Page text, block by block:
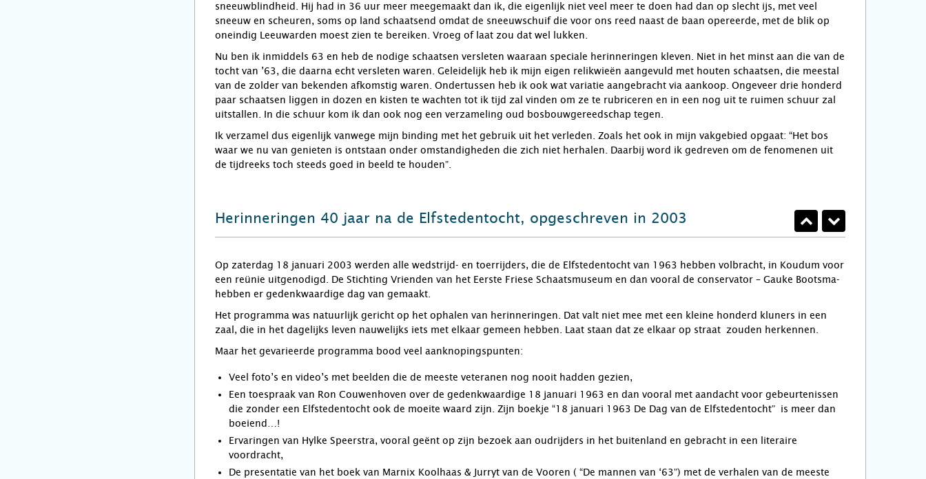
sneeuwblindheid. Hij had in 36 uur meer meegemaakt dan ik, die eigenlijk niet veel meer te doen had dan op slecht ijs, met veel
sneeuw en scheuren, soms op land schaatsend omdat de sneeuwschuif die voor ons reed naast de baan opereerde, met de blik op
oneindig Leeuwarden moest zien te bereiken. Vroeg of laat zou dat wel lukken.
Nu ben ik inmiddels 63 en heb de nodige schaatsen versleten waaraan speciale herinneringen kleven. Niet in het minst aan die van de
tocht van ’63, die daarna echt versleten waren. Geleidelijk heb ik mijn eigen relikwieën aangevuld met houten schaatsen, die meestal
van de zolder van bekenden afkomstig waren. Ondertussen heb ik ook wat variatie aangebracht via aankoop. Ongeveer drie honderd
paar schaatsen liggen in dozen en kisten te wachten tot ik tijd zal vinden om ze te rubriceren en in een nog uit te ruimen schuur zal
uitstallen. In die schuur kom ik dan ook nog een verzameling oud bosbouwgereedschap tegen.
Ik verzamel dus eigenlijk vanwege mijn binding met het gebruik uit het verleden. Zoals het ook in mijn vakgebied opgaat: “Het bos
waar we nu van genieten is ontstaan onder omstandigheden die zich niet herhalen. Daarbij word ik gedreven om de fenomenen uit
de tijdreeks toch steeds goed in beeld te houden”.
Herinneringen 40 jaar na de Elfstedentocht, opgeschreven in 2003
Op zaterdag 18 januari 2003 werden alle wedstrijd- en toerrijders, die de Elfstedentocht van 1963 hebben volbracht, in Koudum voor
een reünie uitgenodigd. De Stichting Vrienden van het Eerste Friese Schaatsmuseum en dan vooral de conservator – Gauke Bootsma-
hebben er gedenkwaardige dag van gemaakt.
Het programma was natuurlijk gericht op het ophalen van herinneringen. Dat valt niet mee met een kleine honderd kluners in een
zaal, die in het dagelijks leven nauwelijks iets met elkaar gemeen hebben. Laat staan dat ze elkaar op straat zouden herkennen.
Maar het gevarieerde programma bood veel aanknopingspunten:
Veel foto’s en video’s met beelden die de meeste veteranen nog nooit hadden gezien,
Een toespraak van Ron Couwenhoven over de gedenkwaardige 18 januari 1963 en dan vooral met aandacht voor gebeurtenissen
die zonder een Elfstedentocht ook de moeite waard zijn. Zijn boekje “18 januari 1963 De Dag van de Elfstedentocht” is meer dan
boeiend…!
Ervaringen van Hylke Speerstra, vooral geënt op zijn bezoek aan oudrijders in het buitenland en gebracht in een literaire
voordracht,
De presentatie van het boek van Marnix Koolhaas & Jurryt van de Vooren ( “De mannen van ‘63”) met de verhalen van de meeste